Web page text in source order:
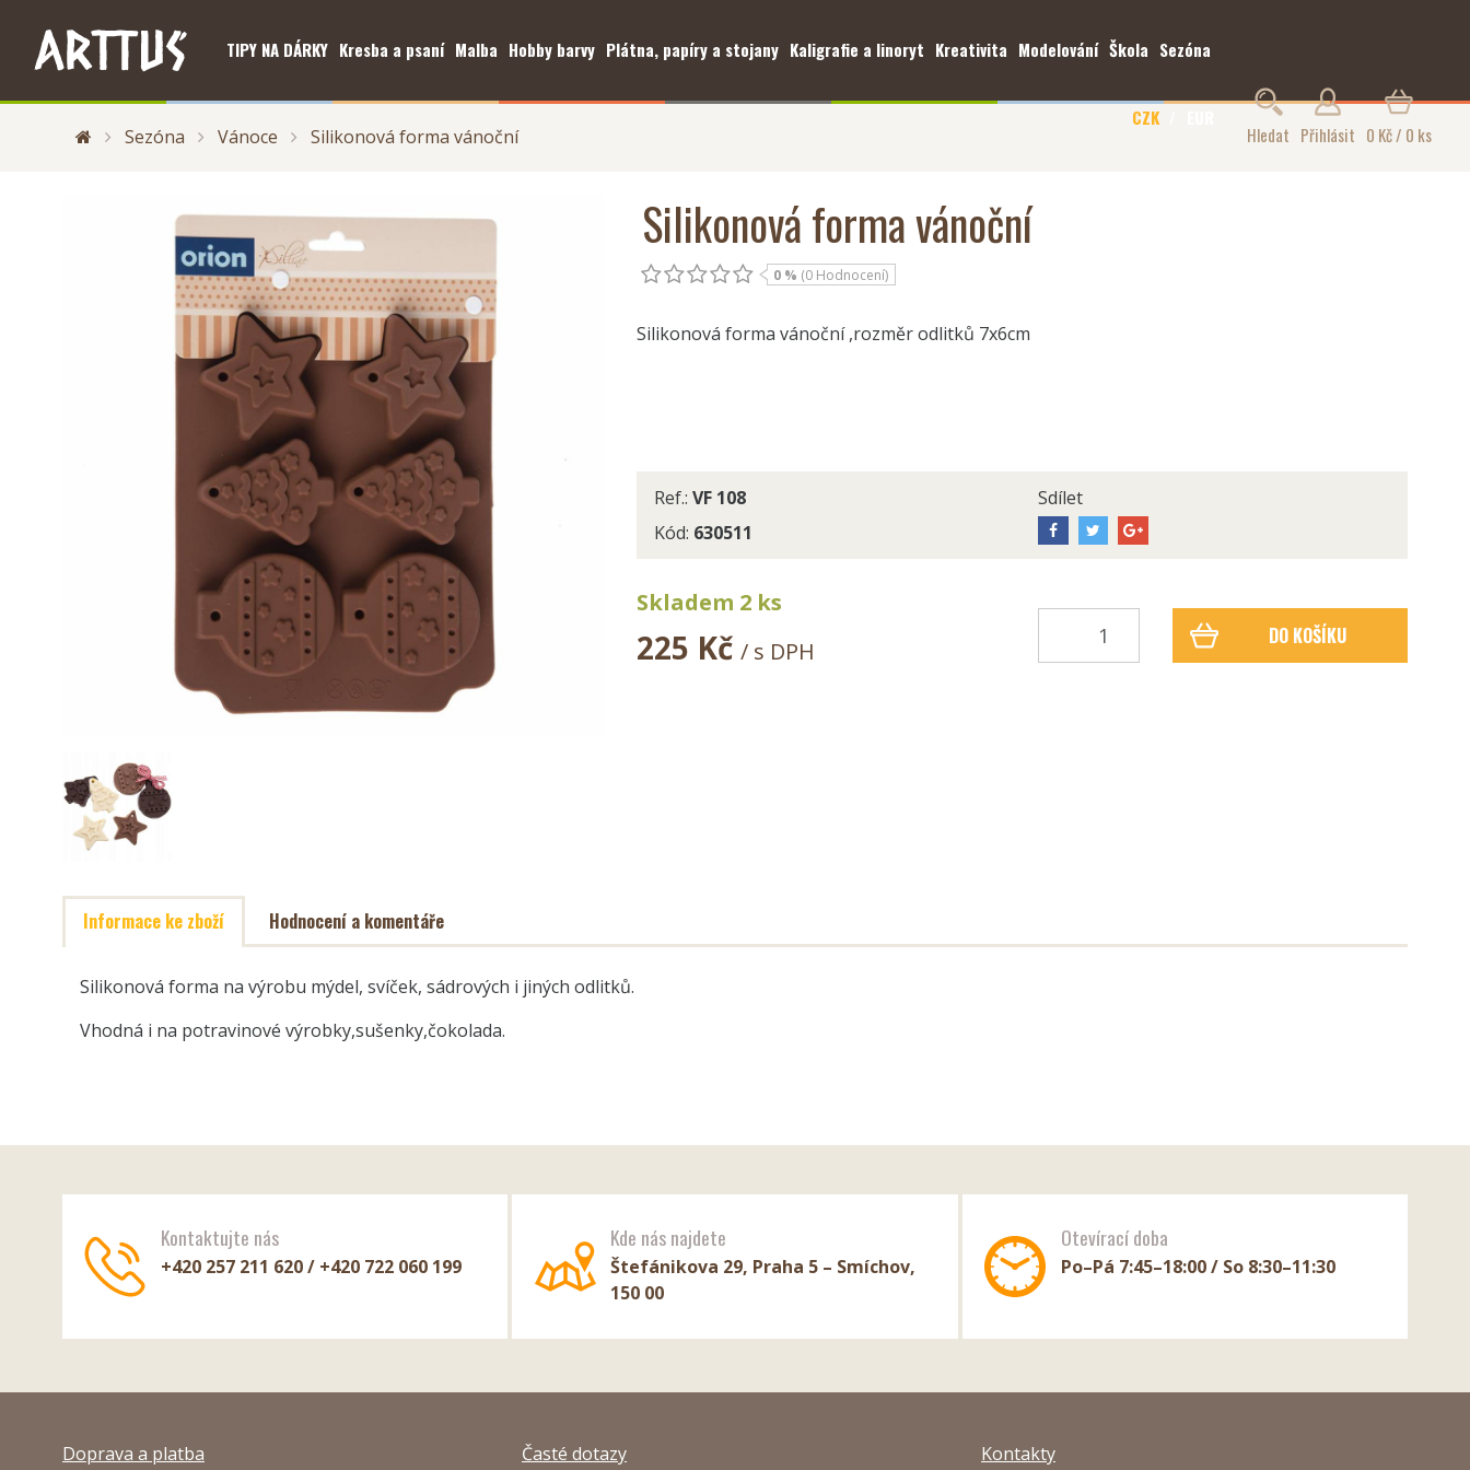
TIPY NA DÁRKY Kresba a psaní Malba Hobby barvy Plátna, papíry a stojany Kaligrafie a linoryt Kreativita Modelování Škola Sezóna
CZK
Hledat Přihlásit 0 Kč / 0 ks
Sezóna Vánoce Silikonová forma vánoční
Silikonová forma vánoční
0 % (0 Hodnocení)
Silikonová forma vánoční ,rozměr odlitků 7x6cm
Ref.: VF 108
Kód: 630511
Sdílet
Skladem 2 ks
225 Kč / s DPH
DO KOŠÍKU
Informace ke zboží Hodnocení a komentáře
Silikonová forma na výrobu mýdel, svíček, sádrových i jiných odlitků.
Vhodná i na potravinové výrobky,sušenky,čokolada.
Kontaktujte nás
+420 257 211 620 / +420 722 060 199
Kde nás najdete
Štefánikova 29, Praha 5 – Smíchov,
150 00
Otevírací doba
Po–Pá 7:45–18:00 / So 8:30–11:30
Doprava a platba Časté dotazy Kontakty